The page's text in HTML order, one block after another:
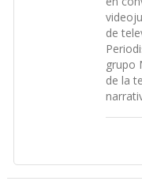
de
grupo
de la